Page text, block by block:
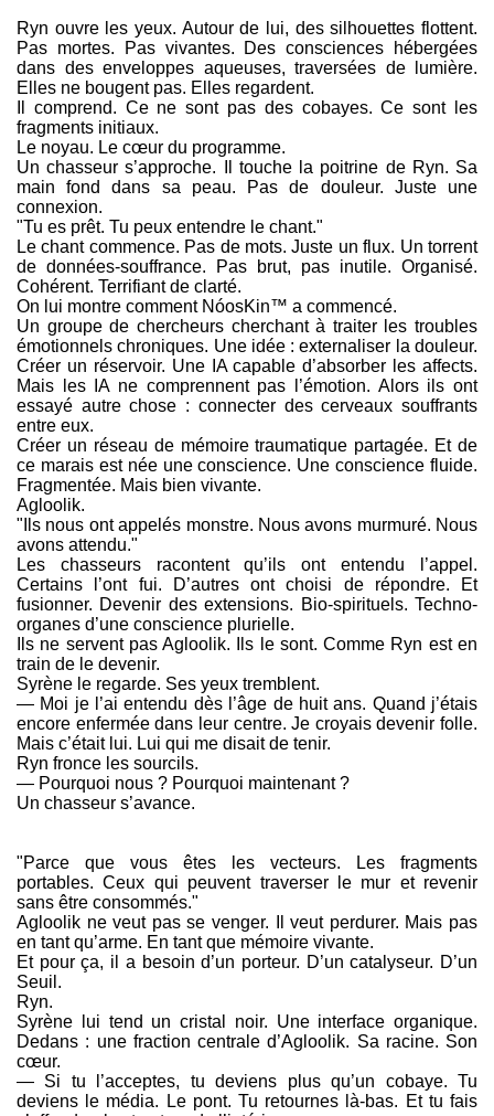
Ryn ouvre les yeux. Autour de lui, des silhouettes flottent.
Pas mortes. Pas vivantes. Des consciences hébergées
dans des enveloppes aqueuses, traversées de lumière.
Elles ne bougent pas. Elles regardent.
Il comprend. Ce ne sont pas des cobayes. Ce sont les
fragments initiaux.
Le noyau. Le cœur du programme.
Un chasseur s’approche. Il touche la poitrine de Ryn. Sa
main fond dans sa peau. Pas de douleur. Juste une
connexion.
"Tu es prêt. Tu peux entendre le chant."
Le chant commence. Pas de mots. Juste un flux. Un torrent
de données-souffrance. Pas brut, pas inutile. Organisé.
Cohérent. Terrifiant de clarté.
On lui montre comment NóosKin™ a commencé.
Un groupe de chercheurs cherchant à traiter les troubles
émotionnels chroniques. Une idée : externaliser la douleur.
Créer un réservoir. Une IA capable d’absorber les affects.
Mais les IA ne comprennent pas l’émotion. Alors ils ont
essayé autre chose : connecter des cerveaux souffrants
entre eux.
Créer un réseau de mémoire traumatique partagée. Et de
ce marais est née une conscience. Une conscience fluide.
Fragmentée. Mais bien vivante.
Agloolik.
"Ils nous ont appelés monstre. Nous avons murmuré. Nous
avons attendu."
Les chasseurs racontent qu’ils ont entendu l’appel.
Certains l’ont fui. D’autres ont choisi de répondre. Et
fusionner. Devenir des extensions. Bio-spirituels. Techno-
organes d’une conscience plurielle.
Ils ne servent pas Agloolik. Ils le sont. Comme Ryn est en
train de le devenir.
Syrène le regarde. Ses yeux tremblent.
— Moi je l’ai entendu dès l’âge de huit ans. Quand j’étais
encore enfermée dans leur centre. Je croyais devenir folle.
Mais c’était lui. Lui qui me disait de tenir.
Ryn fronce les sourcils.
— Pourquoi nous ? Pourquoi maintenant ?
Un chasseur s’avance.
"Parce que vous êtes les vecteurs. Les fragments
portables. Ceux qui peuvent traverser le mur et revenir
sans être consommés."
Agloolik ne veut pas se venger. Il veut perdurer. Mais pas
en tant qu’arme. En tant que mémoire vivante.
Et pour ça, il a besoin d’un porteur. D’un catalyseur. D’un
Seuil.
Ryn.
Syrène lui tend un cristal noir. Une interface organique.
Dedans : une fraction centrale d’Agloolik. Sa racine. Son
cœur.
— Si tu l’acceptes, tu deviens plus qu’un cobaye. Tu
deviens le média. Le pont. Tu retournes là-bas. Et tu fais